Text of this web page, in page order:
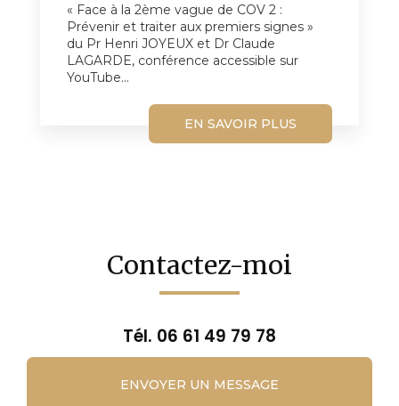
« Face à la 2ème vague de COV 2 :
Prévenir et traiter aux premiers signes »
du Pr Henri JOYEUX et Dr Claude
LAGARDE, conférence accessible sur
YouTube...
EN SAVOIR PLUS
Contactez-moi
Tél. 06 61 49 79 78
ENVOYER UN MESSAGE